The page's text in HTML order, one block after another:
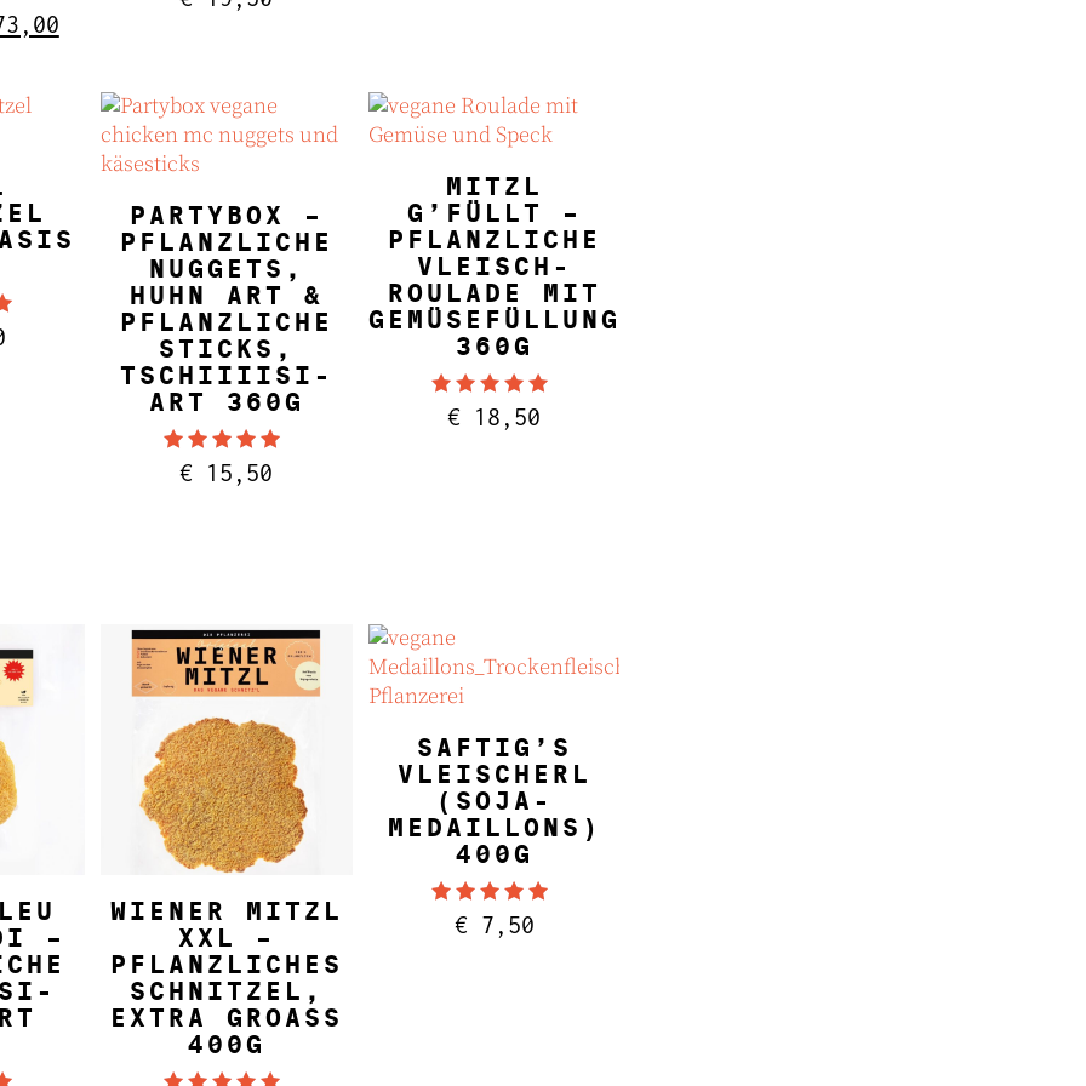
mitAktueller
€ 73,00.
5.00
mit
IN DEN WARENKORB
PARTYBOX –
PFLANZLICHE
NUGGETS,
HUHN ART &
PFLANZLICHE
STICKS,
TSCHIIIISI-
ART 360G
Bewertet mit
5.00
€ 15,50
IN DEN WARENKORB
MITZL
G’FÜLLT –
PFLANZLICHE
VLEISCH-
ROULADE MIT
GEMÜSEFÜLLUNG
360G
Bewertet mit
4.88
€ 18,50
–
IN DEN WARENKORB
WIENER MITZL
XXL –
PFLANZLICHES
SCHNITZEL,
EXTRA GROASS 4
00G
IN DEN WARENKORB
SAFTIG’S
VLEISCHERL
(SOJA-
MEDAILLONS)
400G
Bewertet mit
5.00
€ 7,50